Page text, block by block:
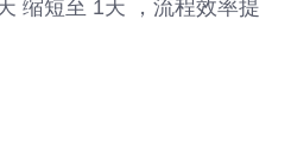
缩短至 1天 ，流程效率提